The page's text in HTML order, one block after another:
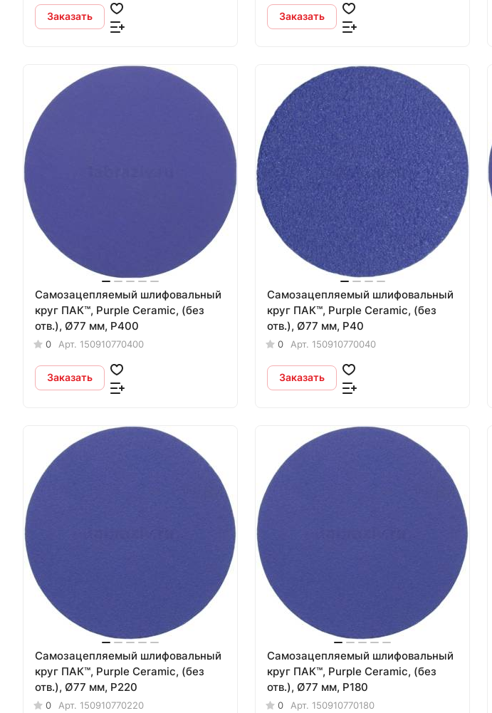
Заказать Заказать
Самозацепляемый шлифовальный
круг ПАК™, Purple Сeramic, (без
отв.), Ø77 мм, Р400
0 Арт. 150910770400
Заказать
Самозацепляемый шлифовальный
круг ПАК™, Purple Сeramic, (без
отв.), Ø77 мм, Р40
0 Арт. 150910770040
Заказать
Самозацепляемый шлифовальный
круг ПАК™, Purple Сeramic, (без
отв.), Ø77 мм, Р220
0 Арт. 150910770220
Самозацепляемый шлифовальный
круг ПАК™, Purple Сeramic, (без
отв.), Ø77 мм, Р180
0 Арт. 150910770180